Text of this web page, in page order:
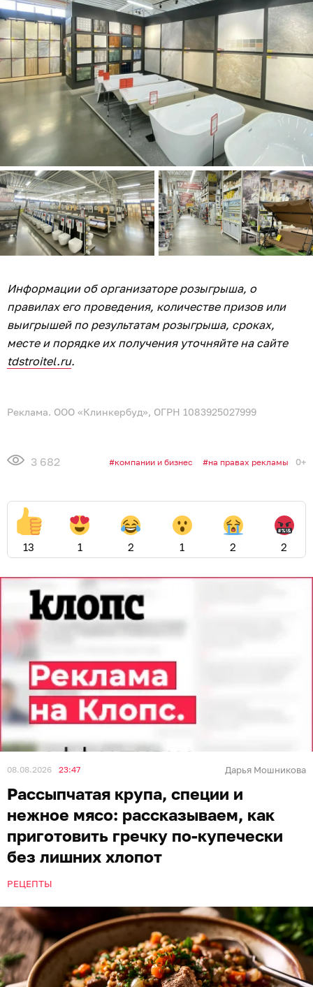
Информации об организаторе розыгрыша, о
правилах его проведения, количестве призов или
выигрышей по результатам розыгрыша, сроках,
месте и порядке их получения уточняйте на сайте
tdstroitel.ru.
Реклама. ООО «Клинкербуд», ОГРН 1083925027999
3 682 компании и бизнес на правах рекламы 0+
13 1 2 1 2 2
08.08.2026 23:47 Дарья Мошникова
Рассыпчатая крупа, специи и
нежное мясо: рассказываем, как
приготовить гречку по-купечески
без лишних хлопот
РЕЦЕПТЫ